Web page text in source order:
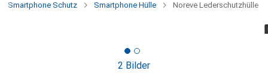
Smartphone Schutz Smartphone Hülle Noreve Lederschutzhülle
2 Bilder